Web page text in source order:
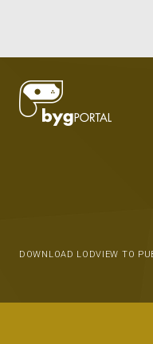
DOWNLOAD LODVIEW TO